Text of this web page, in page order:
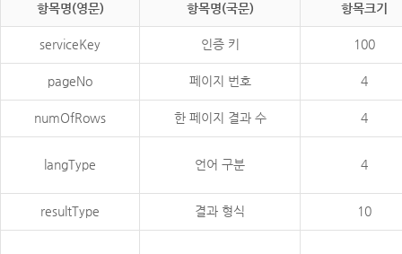
항목명(영문) 항목명(국문) 항목크기
serviceKey 인증 키 100
pageNo 페이지 번호 4
numOfRows 한 페이지 결과 수 4
langType 언어 구분 4
resultType 결과 형식 10